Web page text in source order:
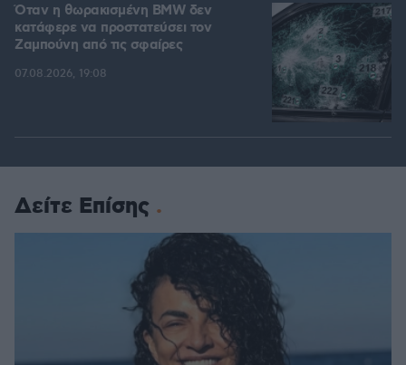
Όταν η θωρακισμένη BMW δεν
κατάφερε να προστατεύσει τον
Ζαμπούνη από τις σφαίρες
07.08.2026, 19:08
Δείτε Επίσης